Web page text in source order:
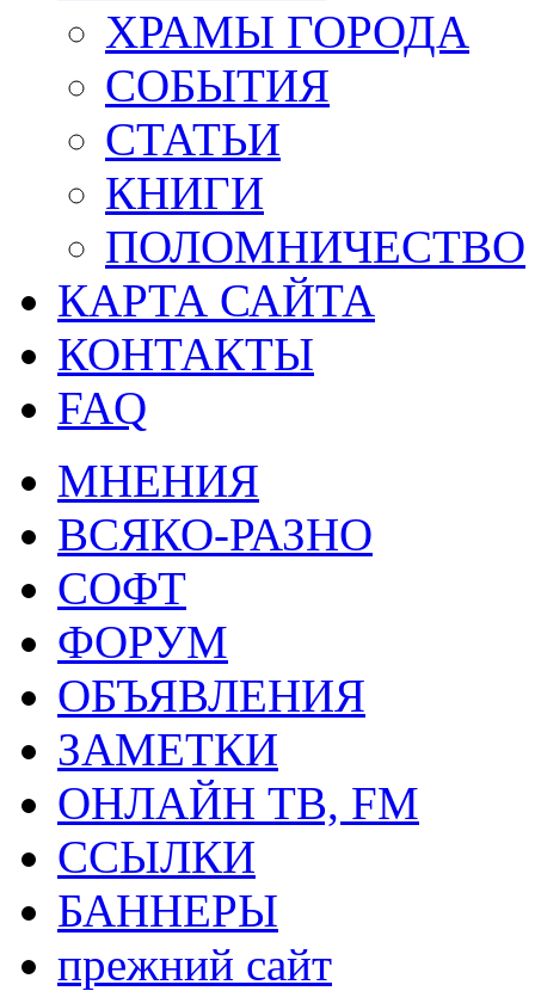
ХРАМЫ ГОРОДА
СОБЫТИЯ
СТАТЬИ
КНИГИ
ПОЛОМНИЧЕСТВО
КАРТА САЙТА
КОНТАКТЫ
FAQ
МНЕНИЯ
ВСЯКО-РАЗНО
СОФТ
ФОРУМ
ОБЪЯВЛЕНИЯ
ЗАМЕТКИ
ОНЛАЙН ТВ, FM
ССЫЛКИ
БАННЕРЫ
прежний сайт